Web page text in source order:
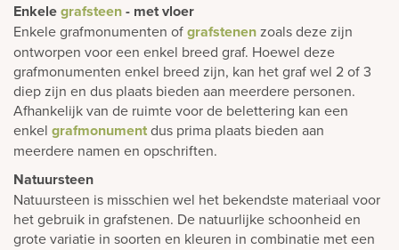
Enkelegrafsteen- met vloer
Enkele grafmonumenten ofgrafstenenzoals deze zijn
ontworpen voor een enkel breed graf. Hoewel deze
grafmonumenten enkel breed zijn, kan het graf wel 2 of 3
diep zijn en dus plaats bieden aan meerdere personen.
Afhankelijk van de ruimte voor de belettering kan een
enkel grafmonumentdus prima plaats bieden aan
meerdere namen en opschriften.
Natuursteen
Natuursteen is misschien wel het bekendste materiaal voor
het gebruik in grafstenen. De natuurlijke schoonheid en
grote variatie in soorten en kleuren in combinatie met een